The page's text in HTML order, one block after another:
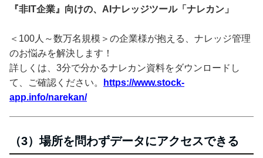
『非IT企業』向けの、AIナレッジツール「ナレカン」
＜100人～数万名規模＞の企業様が抱える、ナレッジ管理
のお悩みを解決します！
詳しくは、3分で分かるナレカン資料をダウンロードし
て、ご確認ください。
https://www.stock-
app.info/narekan/
（3）場所を問わずデータにアクセスできる